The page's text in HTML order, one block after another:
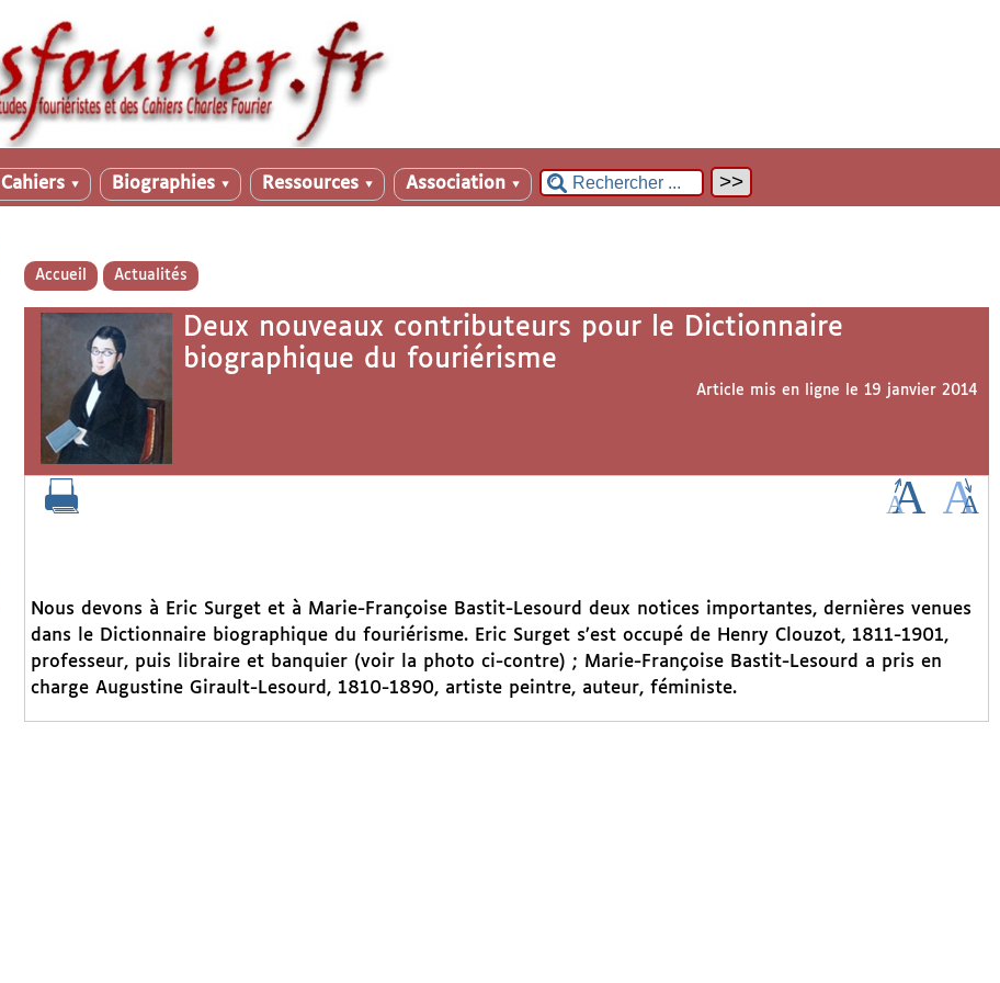
Cahiers ▼ Biographies ▼ Ressources ▼ Association ▼
Accueil Actualités
Deux nouveaux contributeurs pour le Dictionnaire
biographique du fouriérisme
Article mis en ligne le 19 janvier 2014
Nous devons à Eric Surget et à Marie-Françoise Bastit-Lesourd deux notices importantes, dernières venues
dans le Dictionnaire biographique du fouriérisme. Eric Surget s’est occupé de Henry Clouzot, 1811-1901,
professeur, puis libraire et banquier (voir la photo ci-contre) ; Marie-Françoise Bastit-Lesourd a pris en
charge Augustine Girault-Lesourd, 1810-1890, artiste peintre, auteur, féministe.